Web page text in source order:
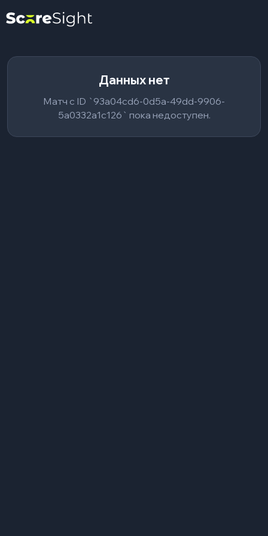
Данных нет
Матч с ID `93a04cd6-0d5a-49dd-9906-
5a0332a1c126` пока недоступен.